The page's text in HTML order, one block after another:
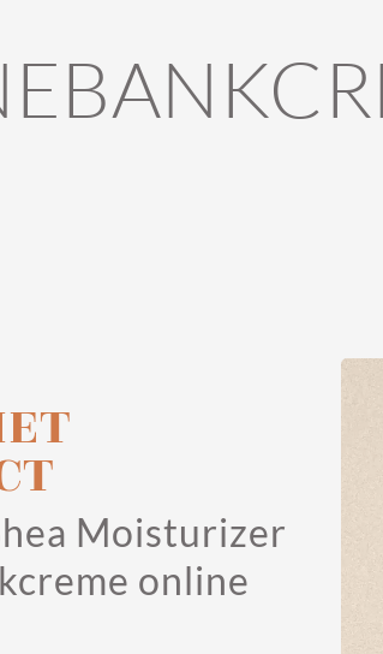
Moisturizer
online